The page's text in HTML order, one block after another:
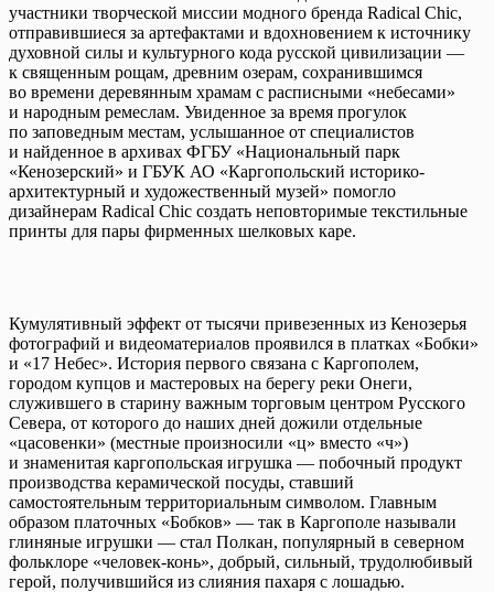
участники творческой миссии модного бренда Radical Chic,
отправившиеся за артефактами и вдохновением к источнику
духовной силы и культурного кода русской цивилизации —
к священным рощам, древним озерам, сохранившимся
во времени деревянным храмам с расписными «небесами»
и народным ремеслам. Увиденное за время прогулок
по заповедным местам, услышанное от специалистов
и найденное в архивах ФГБУ «Национальный парк
«Кенозерский» и ГБУК АО «Каргопольский историко-
архитектурный и художественный музей» помогло
дизайнерам Radical Chic создать неповторимые текстильные
принты для пары фирменных шелковых каре.
Кумулятивный эффект от тысячи привезенных из Кенозерья
фотографий и видеоматериалов проявился в платках «Бобки»
и «17 Небес». История первого связана с Каргополем,
городом купцов и мастеровых на берегу реки Онеги,
служившего в старину важным торговым центром Русского
Севера, от которого до наших дней дожили отдельные
«цасовенки» (местные произносили «ц» вместо «ч»)
и знаменитая каргопольская игрушка — побочный продукт
производства керамической посуды, ставший
самостоятельным территориальным символом. Главным
образом платочных «Бобков» — так в Каргополе называли
глиняные игрушки — стал Полкан, популярный в северном
фольклоре «человек-конь», добрый, сильный, трудолюбивый
герой, получившийся из слияния пахаря с лошадью.